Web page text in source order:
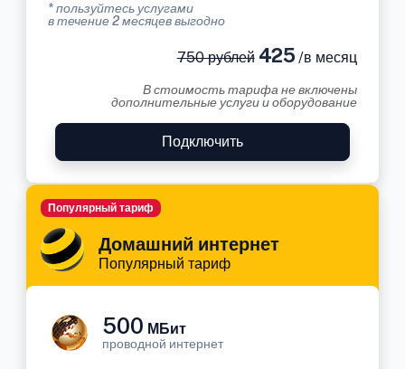
* пользуйтесь услугами
в течение 2 месяцев выгодно
750 рублей425 /в месяц
В стоимость тарифа не включены
дополнительные услуги и оборудование
Подключить
Домашний интернет
Популярный тариф
Популярный тариф
500 МБит
проводной интернет